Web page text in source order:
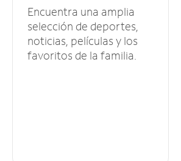
Encuentra una amplia
selección de deportes,
noticias, películas y los
favoritos de la familia.